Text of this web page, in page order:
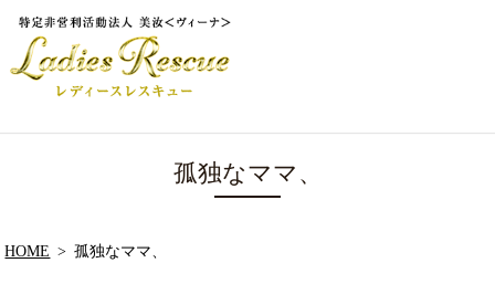
孤独なママ、
HOME 孤独なママ、